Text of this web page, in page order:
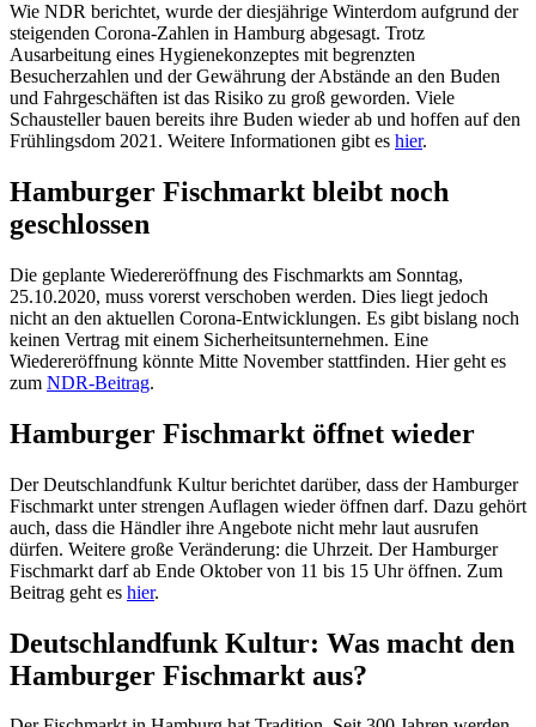
Wie NDR berichtet, wurde der diesjährige Winterdom aufgrund der
steigenden Corona-Zahlen in Hamburg abgesagt. Trotz
Ausarbeitung eines Hygienekonzeptes mit begrenzten
Besucherzahlen und der Gewährung der Abstände an den Buden
und Fahrgeschäften ist das Risiko zu groß geworden. Viele
Schausteller bauen bereits ihre Buden wieder ab und hoffen auf den
Frühlingsdom 2021. Weitere Informationen gibt es hier.
Hamburger Fischmarkt bleibt noch
geschlossen
Die geplante Wiedereröffnung des Fischmarkts am Sonntag,
25.10.2020, muss vorerst verschoben werden. Dies liegt jedoch
nicht an den aktuellen Corona-Entwicklungen. Es gibt bislang noch
keinen Vertrag mit einem Sicherheitsunternehmen. Eine
Wiedereröffnung könnte Mitte November stattfinden. Hier geht es
zum NDR-Beitrag.
Hamburger Fischmarkt öffnet wieder
Der Deutschlandfunk Kultur berichtet darüber, dass der Hamburger
Fischmarkt unter strengen Auflagen wieder öffnen darf. Dazu gehört
auch, dass die Händler ihre Angebote nicht mehr laut ausrufen
dürfen. Weitere große Veränderung: die Uhrzeit. Der Hamburger
Fischmarkt darf ab Ende Oktober von 11 bis 15 Uhr öffnen. Zum
Beitrag geht es hier.
Deutschlandfunk Kultur: Was macht den
Hamburger Fischmarkt aus?